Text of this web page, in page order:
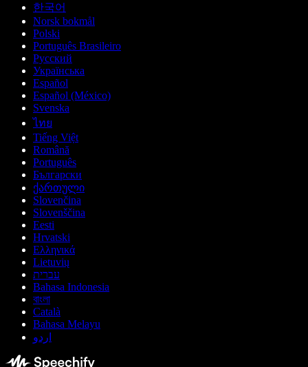
한국어
Norsk bokmål
Polski
Português Brasileiro
Русский
Українська
Español
Español (México)
Svenska
ไทย
Tiếng Việt
Română
Português
Български
ქართული
Slovenčina
Slovenščina
Eesti
Hrvatski
Ελληνικά
Lietuvių
עברית
Bahasa Indonesia
বাংলা
Català
Bahasa Melayu
اردو